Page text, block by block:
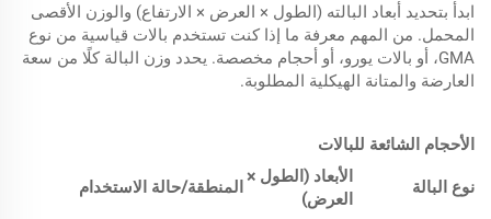
ابدأ بتحديد أبعاد البالته (الطول × العرض × الارتفاع) والوزن الأقصى
المحمل. من المهم معرفة ما إذا كنت تستخدم بالات قياسية من نوع
GMA، أو بالات يورو، أو أحجام مخصصة. يحدد وزن البالة كلًا من سعة
العارضة والمتانة الهيكلية المطلوبة.
الأحجام الشائعة للبالات
نوع البالة
الأبعاد (الطول ×
العرض)
المنطقة/حالة الاستخدام